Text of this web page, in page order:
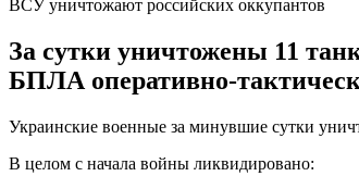
ВСУ уничтожают российских оккупантов
За сутки уничтожены 11
БПЛА оперативно-
Украинские военные за минувшие сутки
В целом с начала войны ликвидировано: